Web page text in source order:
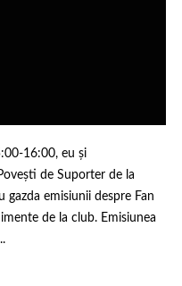
16:00, eu și
de Suporter de la
gazda emisiunii despre Fan
de la club. Emisiunea